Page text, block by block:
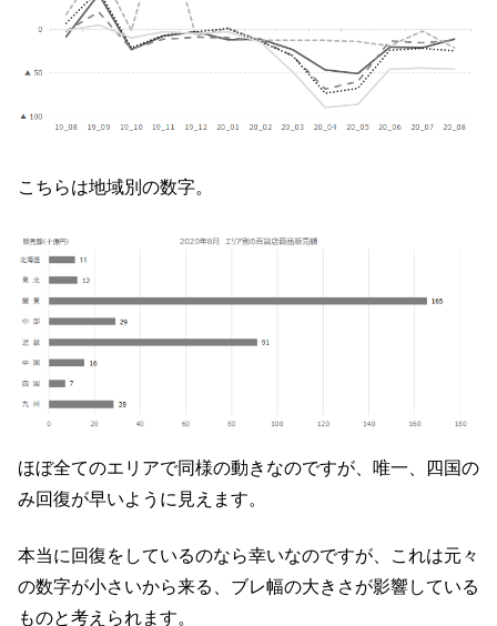
こちらは地域別の数字。
ほぼ全てのエリアで同様の動きなのですが、唯一、四国の
み回復が早いように見えます。
本当に回復をしているのなら幸いなのですが、これは元々
の数字が小さいから来る、ブレ幅の大きさが影響している
ものと考えられます。